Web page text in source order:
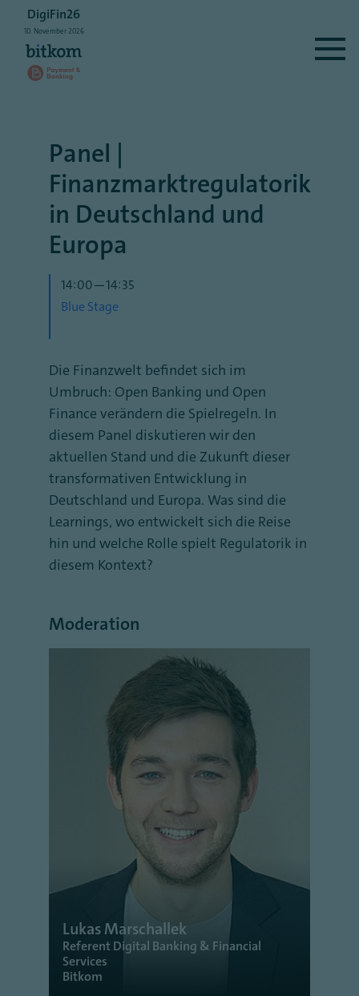
Panel |
Finanzmarktregulatorik
in Deutschland und
Europa
14:00—14:35
Blue Stage
Die Finanzwelt befindet sich im
Umbruch: Open Banking und Open
Finance verändern die Spielregeln. In
diesem Panel diskutieren wir den
aktuellen Stand und die Zukunft dieser
transformativen Entwicklung in
Deutschland und Europa. Was sind die
Learnings, wo entwickelt sich die Reise
hin und welche Rolle spielt Regulatorik in
diesem Kontext?
Moderation
Lukas Marschallek
Referent Digital Banking & Financial
Services
Bitkom
DigiFin26
10. November2026